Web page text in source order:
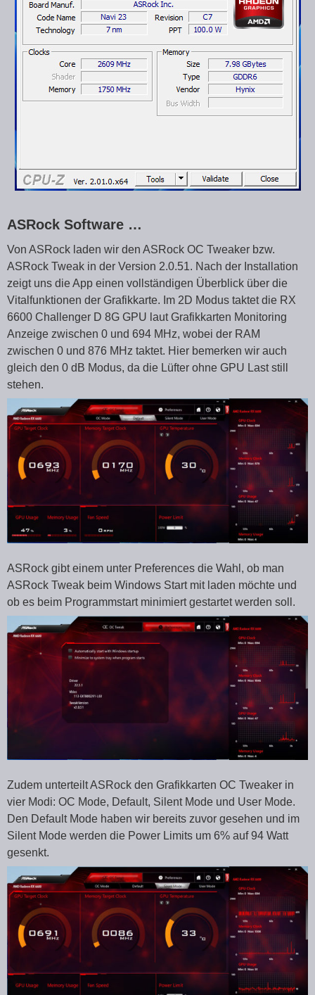
ASRock Software …
Von ASRock laden wir den ASRock OC Tweaker bzw.
ASRock Tweak in der Version 2.0.51. Nach der Installation
zeigt uns die App einen vollständigen Überblick über die
Vitalfunktionen der Grafikkarte. Im 2D Modus taktet die RX
6600 Challenger D 8G GPU laut Grafikkarten Monitoring
Anzeige zwischen 0 und 694 MHz, wobei der RAM
zwischen 0 und 876 MHz taktet. Hier bemerken wir auch
gleich den 0 dB Modus, da die Lüfter ohne GPU Last still
stehen.
ASRock gibt einem unter Preferences die Wahl, ob man
ASRock Tweak beim Windows Start mit laden möchte und
ob es beim Programmstart minimiert gestartet werden soll.
Zudem unterteilt ASRock den Grafikkarten OC Tweaker in
vier Modi: OC Mode, Default, Silent Mode und User Mode.
Den Default Mode haben wir bereits zuvor gesehen und im
Silent Mode werden die Power Limits um 6% auf 94 Watt
gesenkt.